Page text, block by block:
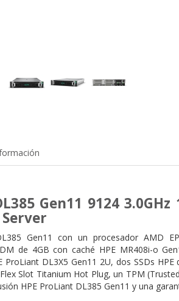
Gen11 9124 3.0GHz
Server
Gen11 con un procesador AMD
de 4GB con caché HPE MR408i-o
ProLiant DL3X5 Gen11 2U, dos SSDs
Slot Titanium Hot Plug, un TPM
HPE ProLiant DL385 Gen11 y una